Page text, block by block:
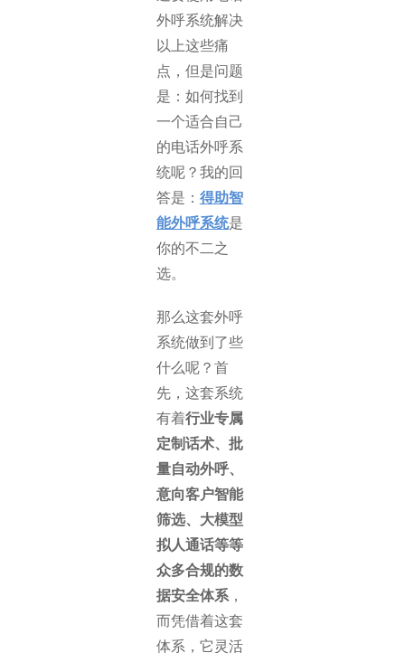
外呼系统解决
以上这些痛
点，但是问题
是：如何找到
一个适合自己
的电话外呼系
统呢？我的回
答是： 得助智
能外呼系统是
你的不二之
选。
那么这套外呼
系统做到了些
什么呢？首
先，这套系统
有着行业专属
定制话术、批
量自动外呼、
意向客户智能
筛选、大模型
拟人通话等等
众多合规的数
据安全体系，
而凭借着这套
体系，它灵活